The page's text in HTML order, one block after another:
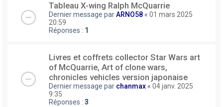
Tableau X-wing Ralph McQuarrie
Dernier message parARNO58 « 01 mars 2025
20:59
Réponses : 1
Livres et coffrets collector Star Wars art
of McQuarrie, Art of clone wars,
chronicles vehicles version japonaise
Dernier message par chanmax « 04 janv. 2025
9:35
Réponses : 3